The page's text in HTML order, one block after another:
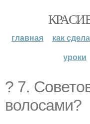
главная как
уроки
? 7.
волосами?